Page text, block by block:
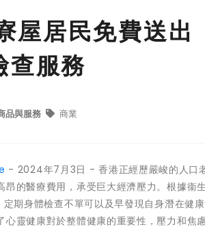
屋居民免費送出
查服務
品與服務 商業
- 2024年7月3日 - 香港正經歷嚴峻的人口
昂的醫療費用，承受巨大經濟壓力。根據
期身體檢查不單可以及早發現自身潛在健
靈健康對於整體健康的重要性，壓力和焦